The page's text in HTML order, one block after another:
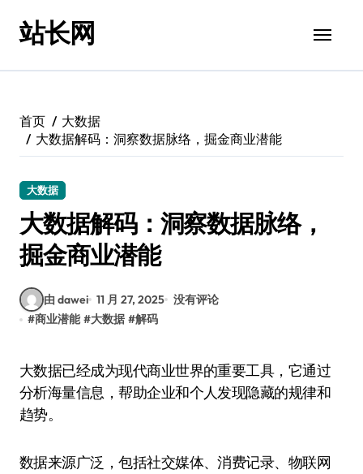
站长网
首页
大数据
大数据解码：洞察数据脉络，掘金商业潜能
大数据
大数据解码：洞察数据脉络，
掘金商业潜能
由 dawei 11 月 27, 2025 没有评论
#商业潜能 #大数据 #解码
大数据已经成为现代商业世界的重要工具，它通过
分析海量信息，帮助企业和个人发现隐藏的规律和
趋势。
数据来源广泛，包括社交媒体、消费记录、物联网